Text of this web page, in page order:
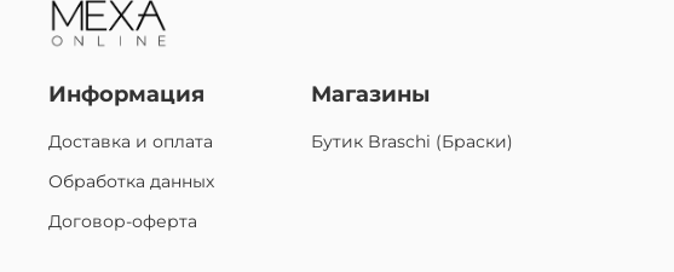
Информация
Доставка и оплата
Обработка данных
Договор-оферта
Магазины
Бутик Braschi (Браски)